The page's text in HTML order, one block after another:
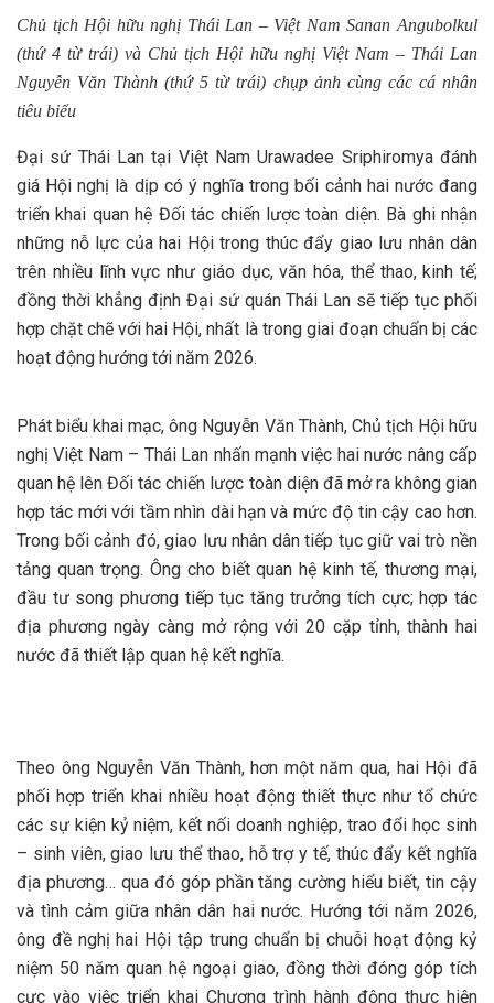
Chủ tịch Hội hữu nghị Thái Lan – Việt Nam Sanan Angubolkul
(thứ 4 từ trái) và Chủ tịch Hội hữu nghị Việt Nam – Thái Lan
Nguyễn Văn Thành (thứ 5 từ trái) chụp ảnh cùng các cá nhân
tiêu biểu
Đại sứ Thái Lan tại Việt Nam Urawadee Sriphiromya đánh
giá Hội nghị là dịp có ý nghĩa trong bối cảnh hai nước đang
triển khai quan hệ Đối tác chiến lược toàn diện. Bà ghi nhận
những nỗ lực của hai Hội trong thúc đẩy giao lưu nhân dân
trên nhiều lĩnh vực như giáo dục, văn hóa, thể thao, kinh tế;
đồng thời khẳng định Đại sứ quán Thái Lan sẽ tiếp tục phối
hợp chặt chẽ với hai Hội, nhất là trong giai đoạn chuẩn bị các
hoạt động hướng tới năm 2026.
Phát biểu khai mạc, ông Nguyễn Văn Thành, Chủ tịch Hội hữu
nghị Việt Nam – Thái Lan nhấn mạnh việc hai nước nâng cấp
quan hệ lên Đối tác chiến lược toàn diện đã mở ra không gian
hợp tác mới với tầm nhìn dài hạn và mức độ tin cậy cao hơn.
Trong bối cảnh đó, giao lưu nhân dân tiếp tục giữ vai trò nền
tảng quan trọng. Ông cho biết quan hệ kinh tế, thương mại,
đầu tư song phương tiếp tục tăng trưởng tích cực; hợp tác
địa phương ngày càng mở rộng với 20 cặp tỉnh, thành hai
nước đã thiết lập quan hệ kết nghĩa.
Theo ông Nguyễn Văn Thành, hơn một năm qua, hai Hội đã
phối hợp triển khai nhiều hoạt động thiết thực như tổ chức
các sự kiện kỷ niệm, kết nối doanh nghiệp, trao đổi học sinh
– sinh viên, giao lưu thể thao, hỗ trợ y tế, thúc đẩy kết nghĩa
địa phương… qua đó góp phần tăng cường hiểu biết, tin cậy
và tình cảm giữa nhân dân hai nước. Hướng tới năm 2026,
ông đề nghị hai Hội tập trung chuẩn bị chuỗi hoạt động kỷ
niệm 50 năm quan hệ ngoại giao, đồng thời đóng góp tích
cực vào việc triển khai Chương trình hành động thực hiện